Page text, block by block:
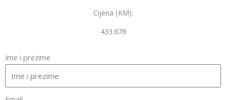
Cijena (KM):
433.678
Ime i prezime